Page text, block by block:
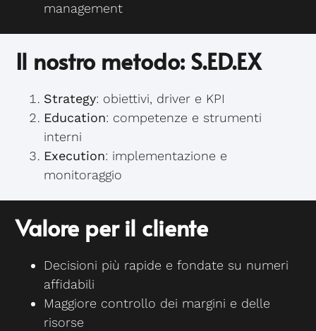
management
Il nostro metodo: S.ED.EX
Strategy: obiettivi, driver e KPI
Education: competenze e strumenti
interni
Execution: implementazione e
monitoraggio
Valore per il cliente
Decisioni più rapide e fondate su numeri
affidabili
Maggiore controllo dei margini e delle
risorse